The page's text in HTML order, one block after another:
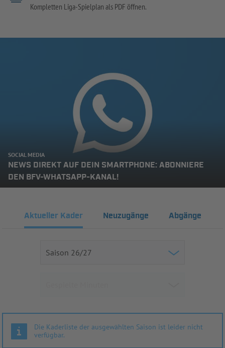
Kompletten Liga-Spielplan als PDF öffnen.
SOCIAL MEDIA
NEWS DIREKT AUF DEIN SMARTPHONE: ABONNIERE
DEN BFV-WHATSAPP-KANAL!
Aktueller Kader Neuzugänge Abgänge
Die Kaderliste der ausgewählten Saison ist leider nicht
verfügbar.